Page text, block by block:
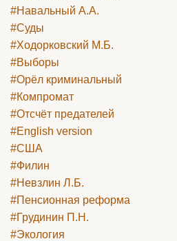
#Навальный А.А.
#Суды
#Ходорковский М.Б.
#Выборы
#Орёл криминальный
#Компромат
#Отсчёт предателей
#English version
#США
#Филин
#Невзлин Л.Б.
#Пенсионная реформа
#Грудинин П.Н.
#Экология